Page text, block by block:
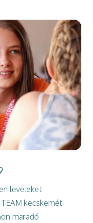
leveleket
kecskeméti
maradó